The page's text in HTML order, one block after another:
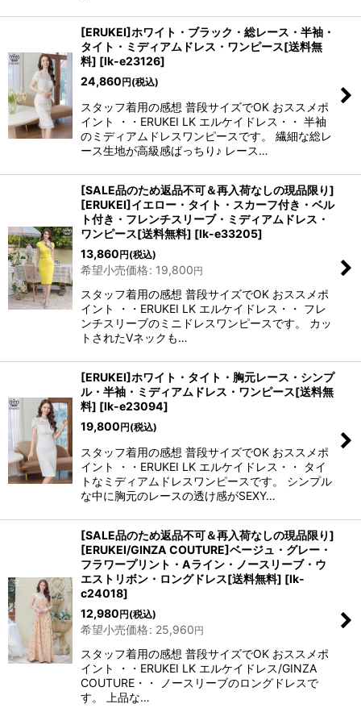
[ERUKEI]ホワイト・ブラック・総レース・半袖・
タイト・ミディアムドレス・ワンピース[送料無
料] [lk-e23126]
24,860円(税込)
スタッフ着用の感想 普段サイズでOK おススメポ
イント ・・ERUKEI LK エルケイドレス・・ 半袖
のミディアムドレスワンピースです。 繊細な総レ
ース生地が高級感ばっちり♪ レース…
[SALE品のため返品不可＆再入荷なしの現品限り]
[ERUKEI]イエロー・タイト・スカーフ付き・ベル
ト付き・フレンチスリーブ・ミディアムドレス・
ワンピース[送料無料] [lk-e33205]
13,860円(税込)
希望小売価格: 19,800円
スタッフ着用の感想 普段サイズでOK おススメポ
イント ・・ERUKEI LK エルケイドレス・・ フレ
ンチスリーブのミニドレスワンピースです。 カッ
トされたVネックも…
[ERUKEI]ホワイト・タイト・胸元レース・シンプ
ル・半袖・ミディアムドレス・ワンピース[送料無
料] [lk-e23094]
19,800円(税込)
スタッフ着用の感想 普段サイズでOK おススメポ
イント ・・ERUKEI LK エルケイドレス・・ タイ
トなミディアムドレスワンピースです。 シンプル
な中に胸元のレースの透け感がSEXY…
[SALE品のため返品不可＆再入荷なしの現品限り]
[ERUKEI/GINZA COUTURE]ベージュ・グレー・
フラワープリント・Aライン・ノースリーブ・ウ
エストリボン・ロングドレス[送料無料] [lk-
c24018]
12,980円(税込)
希望小売価格: 25,960円
スタッフ着用の感想 普段サイズでOK おススメポ
イント ・・ERUKEI LK エルケイドレス/GINZA
COUTURE・・ ノースリーブのロングドレスで
す。 上品な…